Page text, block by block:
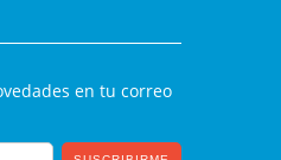
en tu correo